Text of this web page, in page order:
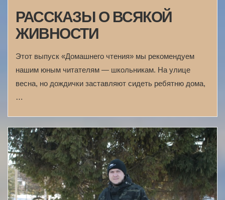
РАССКАЗЫ О ВСЯКОЙ
ЖИВНОСТИ
Этот выпуск «Домашнего чтения» мы рекомендуем
нашим юным читателям — школьникам. На улице
весна, но дождички заставляют сидеть ребятню дома,
…